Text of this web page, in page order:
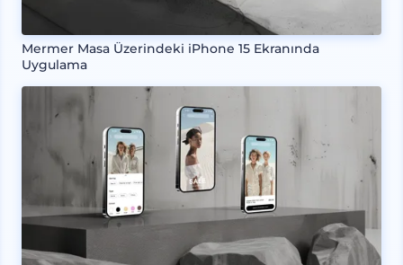
Mermer Masa Üzerindeki iPhone 15 Ekranında
Uygulama